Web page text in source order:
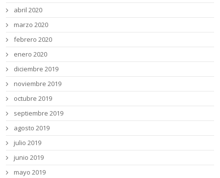
abril 2020
marzo 2020
febrero 2020
enero 2020
diciembre 2019
noviembre 2019
octubre 2019
septiembre 2019
agosto 2019
julio 2019
junio 2019
mayo 2019